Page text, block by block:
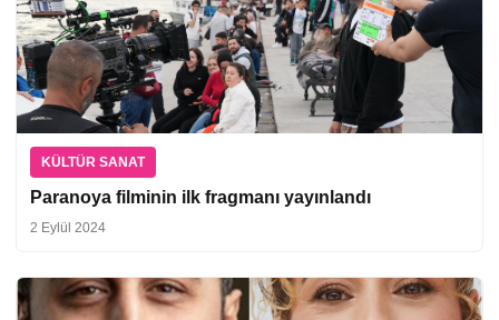
KÜLTÜR SANAT
Paranoya filminin ilk fragmanı yayınlandı
2 Eylül 2024